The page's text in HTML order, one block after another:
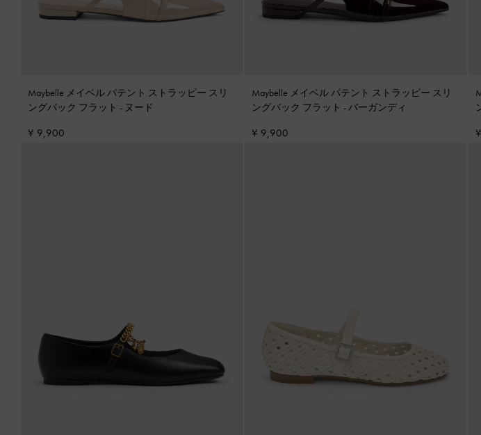
Maybelle メイベル パテント ストラッピー スリ
ングバック フラット - ヌード
¥ 9,900
Maybelle メイベル パテント ストラッピー スリ
ングバック フラット -バーガンディ
¥ 9,900